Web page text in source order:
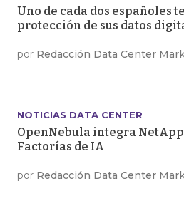
Uno de cada dos españoles
protección de sus datos
por Redacción Data Center
NOTICIAS DATA CENTER
OpenNebula integra
Factorías de IA
por Redacción Data Center